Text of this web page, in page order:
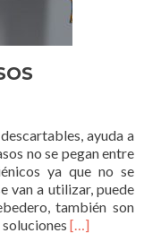
ayuda a
no se pegan entre
ya que no se
van a utilizar, puede
también son
Read
[…]